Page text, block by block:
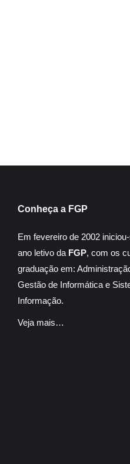
Conheça a FGP
Em fevereiro de 2002
ano letivo da FGP, com os
graduação em:
Gestão de Informática e
Informação.
Veja mais…